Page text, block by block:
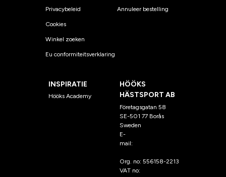
Privacybeleid
Cookies
Winkel zoeken
Eu conformiteitsverklaring
Annuleer bestelling
INSPIRATIE
Hööks Academy
HÖÖKS
HÄSTSPORT AB
Företagsgatan 58
SE-501 77 Borås
Sweden
E-
mail:
Org. no: 556158-2213
VAT no: